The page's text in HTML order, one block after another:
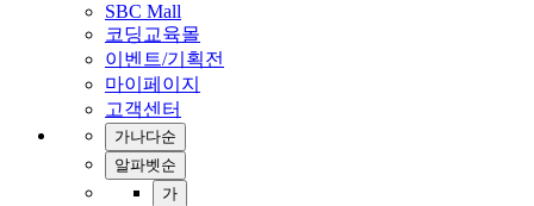
SBC Mall
코딩교육몰
이벤트/기획전
마이페이지
고객센터
가나다순
알파벳순
가